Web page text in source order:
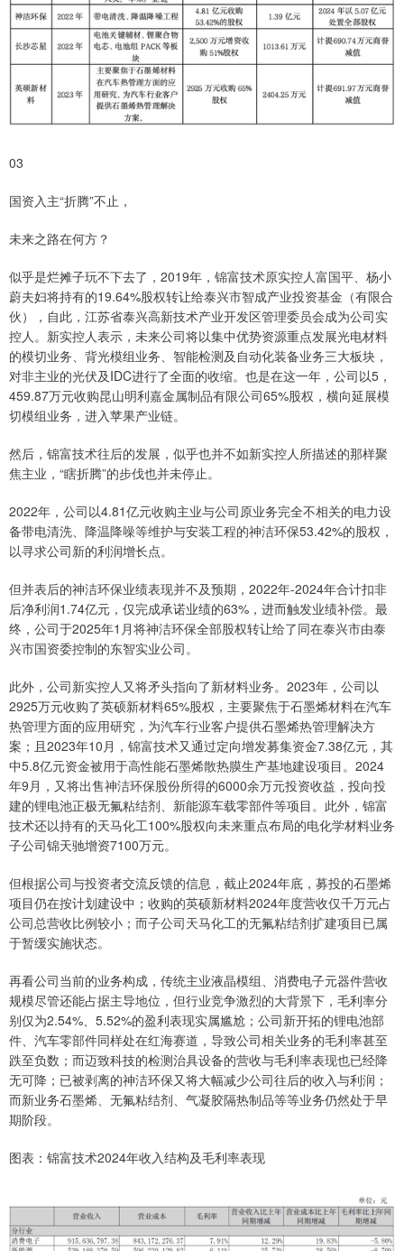
03
国资入主“折腾”不止，
未来之路在何方？
似乎是烂摊子玩不下去了，2019年，锦富技术原实控人富国平、杨小
蔚夫妇将持有的19.64%股权转让给泰兴市智成产业投资基金（有限合
伙），自此，江苏省泰兴高新技术产业开发区管理委员会成为公司实
控人。新实控人表示，未来公司将以集中优势资源重点发展光电材料
的模切业务、背光模组业务、智能检测及自动化装备业务三大板块，
对非主业的光伏及IDC进行了全面的收缩。也是在这一年，公司以5，
459.87万元收购昆山明利嘉金属制品有限公司65%股权，横向延展模
切模组业务，进入苹果产业链。
然后，锦富技术往后的发展，似乎也并不如新实控人所描述的那样聚
焦主业，“瞎折腾”的步伐也并未停止。
2022年，公司以4.81亿元收购主业与公司原业务完全不相关的电力设
备带电清洗、降温降噪等维护与安装工程的神洁环保53.42%的股权，
以寻求公司新的利润增长点。
但并表后的神洁环保业绩表现并不及预期，2022年-2024年合计扣非
后净利润1.74亿元，仅完成承诺业绩的63%，进而触发业绩补偿。最
终，公司于2025年1月将神洁环保全部股权转让给了同在泰兴市由泰
兴市国资委控制的东智实业公司。
此外，公司新实控人又将矛头指向了新材料业务。2023年，公司以
2925万元收购了英硕新材料65%股权，主要聚焦于石墨烯材料在汽车
热管理方面的应用研究，为汽车行业客户提供石墨烯热管理解决方
案；且2023年10月，锦富技术又通过定向增发募集资金7.38亿元，其
中5.8亿元资金被用于高性能石墨烯散热膜生产基地建设项目。2024
年9月，又将出售神洁环保股份所得的6000余万元投资收益，投向投
建的锂电池正极无氟粘结剂、新能源车载零部件等项目。此外，锦富
技术还以持有的天马化工100%股权向未来重点布局的电化学材料业务
子公司锦天驰增资7100万元。
但根据公司与投资者交流反馈的信息，截止2024年底，募投的石墨烯
项目仍在按计划建设中；收购的英硕新材料2024年度营收仅千万元占
公司总营收比例较小；而子公司天马化工的无氟粘结剂扩建项目已属
于暂缓实施状态。
再看公司当前的业务构成，传统主业液晶模组、消费电子元器件营收
规模尽管还能占据主导地位，但行业竞争激烈的大背景下，毛利率分
别仅为2.54%、5.52%的盈利表现实属尴尬；公司新开拓的锂电池部
件、汽车零部件同样处在红海赛道，导致公司相关业务的毛利率甚至
跌至负数；而迈致科技的检测治具设备的营收与毛利率表现也已经降
无可降；已被剥离的神洁环保又将大幅减少公司往后的收入与利润；
而新业务石墨烯、无氟粘结剂、气凝胶隔热制品等等业务仍然处于早
期阶段。
图表：锦富技术2024年收入结构及毛利率表现